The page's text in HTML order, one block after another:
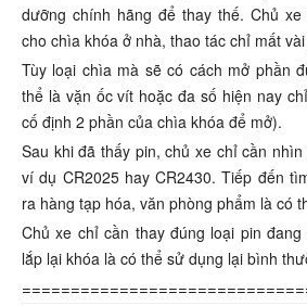
dưỡng chính hãng để thay thế. Chủ
cho chìa khóa ở nhà, thao tác chỉ mất
Tùy loại chìa mà sẽ có cách mở phần
thể là vặn ốc vít hoặc đa số hiện nay
cố định 2 phần của chìa khóa để mở).
Sau khi đã thấy pin, chủ xe chỉ cần
ví dụ CR2025 hay CR2430. Tiếp đến
ra hàng tạp hóa, văn phòng phẩm là có
Chủ xe chỉ cần thay đúng loại pin
lắp lại khóa là có thể sử dụng lại bình